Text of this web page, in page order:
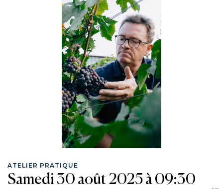
ATELIER PRATIQUE
Samedi 30 août 2025 à 09:30